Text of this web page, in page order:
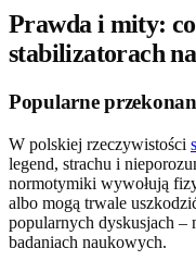
Prawda i mity:
stabilizatorach
Popularne
W polskiej rzeczywistości
legend, strachu i
normotymiki wywołują
albo mogą trwale
popularnych dyskusjach –
badaniach naukowych.